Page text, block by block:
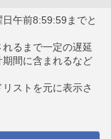
午前8:59:59までと
るまで一定の遅延
間に含まれるなど
ストを元に表示さ